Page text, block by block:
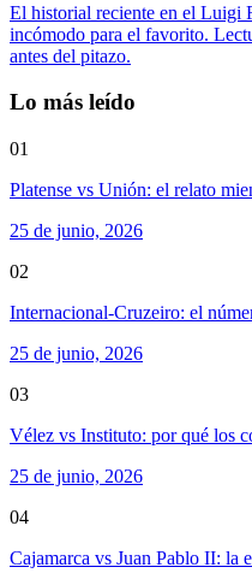
El historial reciente en el Luigi
incómodo para el favorito.
antes del pitazo.
Lo más leído
01
Platense vs Unión: el relato
25 de junio, 2026
02
Internacional-Cruzeiro: el
25 de junio, 2026
03
Vélez vs Instituto: por qué los
25 de junio, 2026
04
Cajamarca vs Juan Pablo II: la